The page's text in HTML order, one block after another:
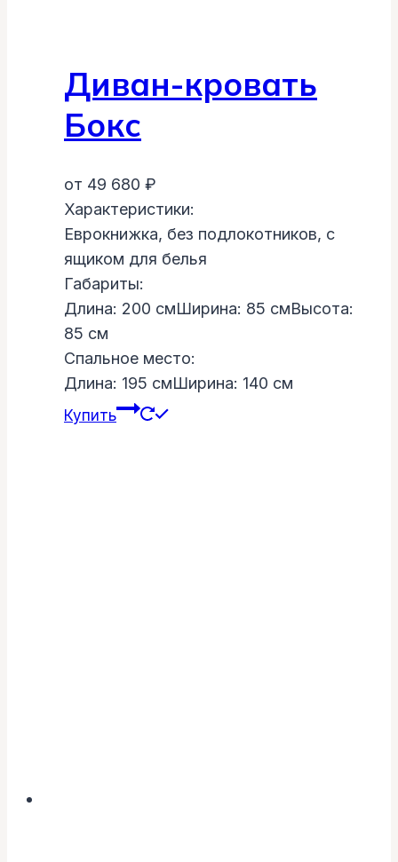
Диван-кровать
Бокс
от 49 680 ₽
Характеристики:
Еврокнижка, без подлокотников, с
ящиком для белья
Габариты:
Длина: 200 cмШирина: 85 cмВысота:
85 cм
Спальное место:
Длина: 195 cмШирина: 140 cм
Купить